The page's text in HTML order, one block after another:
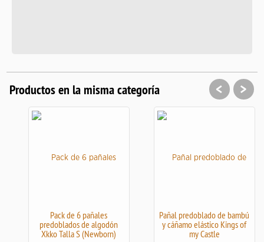
Productos en la misma categoría
Pack de 6 pañales
predoblados de algodón
Xkko Talla S (Newborn)
Pañal predoblado de bambú
y cáñamo elástico Kings of
my Castle
< >